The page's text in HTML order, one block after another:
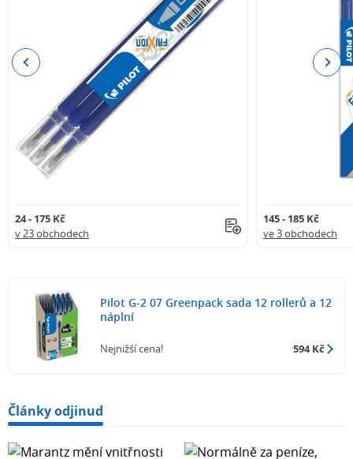
24 - 175 Kč
v 23 obchodech
145 - 185 Kč
ve 3 obchodech
Previous Next
Pilot G-2 07 Greenpack sada 12 rollerů a 12
náplní
Nejnižší cena! 594 Kč
Články odjinud